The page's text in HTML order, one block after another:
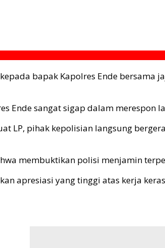
bapak Kapolres Ende
Ende sangat sigap dalam merespon
LP, pihak kepolisian langsung
membuktikan polisi menjamin
apresiasi yang tinggi atas kerja